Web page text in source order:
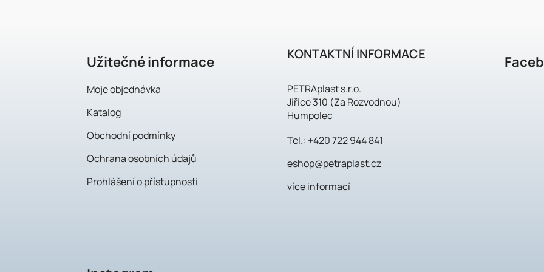
Užitečné informace
Moje objednávka
Katalog
Obchodní podmínky
Ochrana osobních údajů
Prohlášení o přístupnosti
KONTAKTNÍ INFORMACE
PETRAplast s.r.o.
Jiřice 310 (Za Rozvodnou)
Humpolec
Tel.: +420 722 944 841
eshop@petraplast.cz
více informací